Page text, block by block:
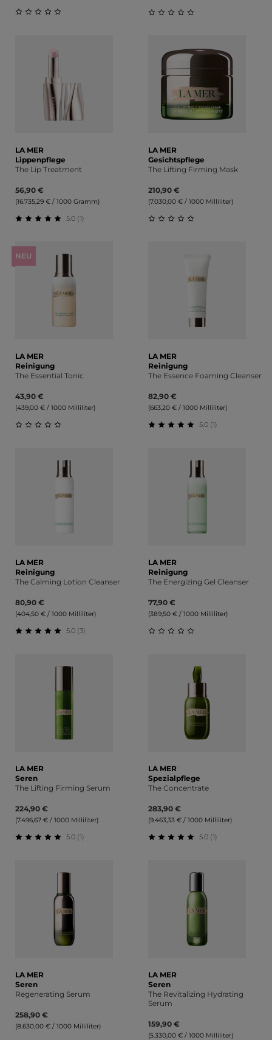
LA MER
Lippenpflege
The Lip Treatment
56,90 €
(16.735,29 € / 1000 Gramm)
5.0 (1)
LA MER
Gesichtspflege
The Lifting Firming Mask
210,90 €
(7.030,00 € / 1000 Milliliter)
NEU
LA MER
Reinigung
The Essential Tonic
43,90 €
(439,00 € / 1000 Milliliter)
LA MER
Reinigung
The Essence Foaming Cleanser
82,90 €
(663,20 € / 1000 Milliliter)
5.0 (1)
LA MER
Reinigung
The Calming Lotion Cleanser
80,90 €
(404,50 € / 1000 Milliliter)
5.0 (3)
LA MER
Reinigung
The Energizing Gel Cleanser
77,90 €
(389,50 € / 1000 Milliliter)
LA MER
Seren
The Lifting Firming Serum
224,90 €
(7.496,67 € / 1000 Milliliter)
5.0 (1)
LA MER
Spezialpflege
The Concentrate
283,90 €
(9.463,33 € / 1000 Milliliter)
5.0 (1)
LA MER
Seren
Regenerating Serum
258,90 €
(8.630,00 € / 1000 Milliliter)
LA MER
Seren
The Revitalizing Hydrating
Serum
159,90 €
(5.330,00 € / 1000 Milliliter)